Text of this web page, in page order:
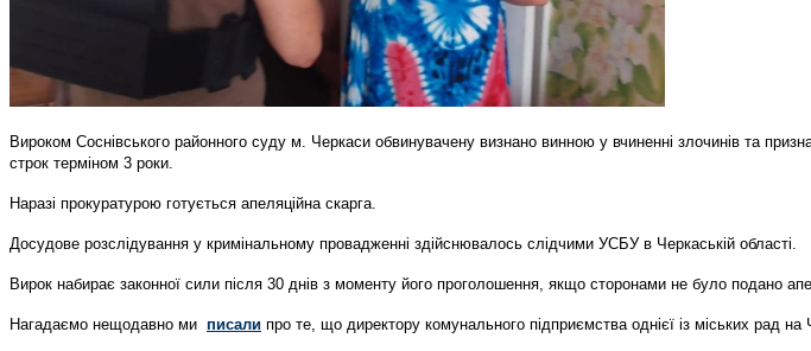
Вироком Соснівського районного суду м. Черкаси обвинувачену визнано винною у вчиненні злочинів та
строк терміном 3 роки.
Наразі прокуратурою готується апеляційна скарга.
Досудове розслідування у кримінальному провадженні здійснювалось слідчими УСБУ в Черкаській області.
Вирок набирає законної сили після 30 днів з моменту його проголошення, якщо сторонами не було подано
Нагадаємо нещодавно ми писали про те, що директору комунального підприємства однієї із міських рад на